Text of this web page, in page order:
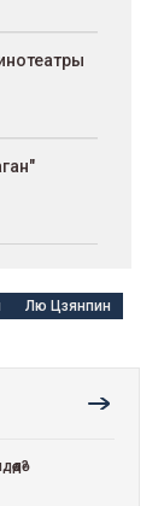
Лю Цзянпин